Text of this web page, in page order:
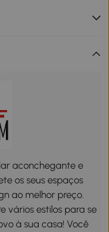
aconchegante e
os seus espaços
ao melhor preço.
vários estilos para se
à sua casa! Você